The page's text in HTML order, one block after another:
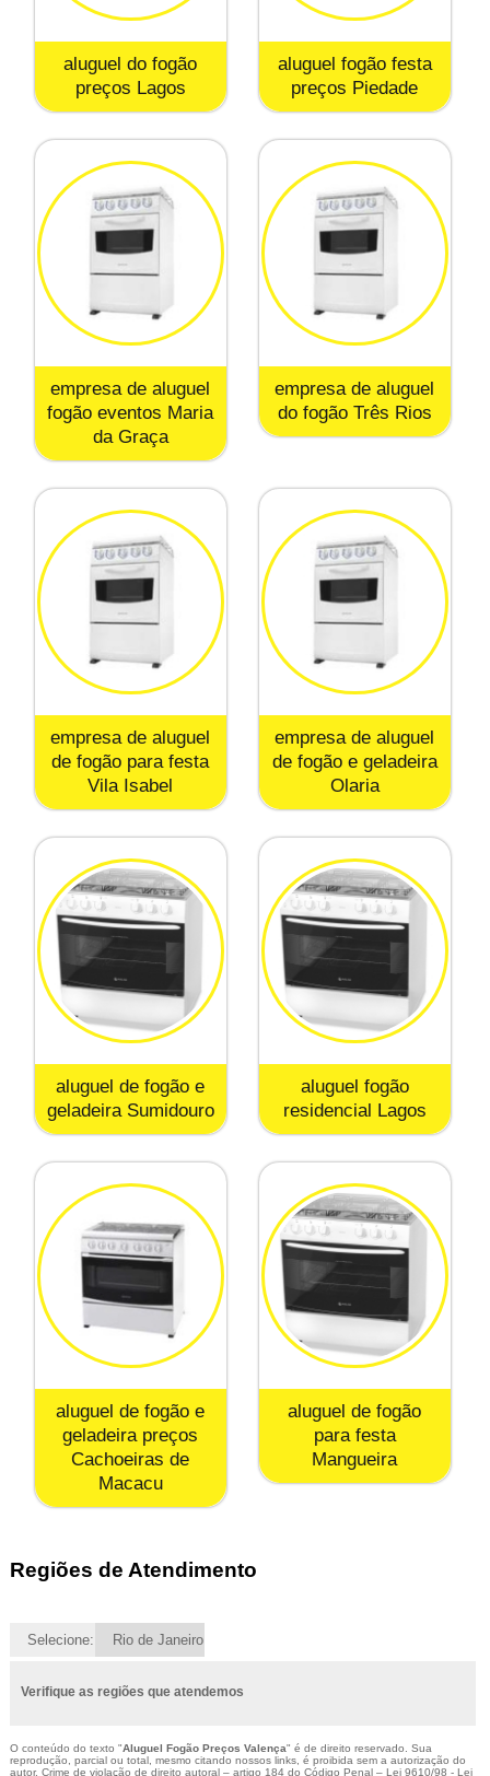
aluguel do fogão
preços Lagos
aluguel fogão festa
preços Piedade
empresa de aluguel
fogão eventos Maria
da Graça
empresa de aluguel
do fogão Três Rios
empresa de aluguel
de fogão para festa
Vila Isabel
empresa de aluguel
de fogão e geladeira
Olaria
aluguel de fogão e
geladeira Sumidouro
aluguel fogão
residencial Lagos
aluguel de fogão e
geladeira preços
Cachoeiras de
Macacu
aluguel de fogão
para festa
Mangueira
Regiões de Atendimento
Selecione: Rio de Janeiro
Verifique as regiões que atendemos
O conteúdo do texto "Aluguel Fogão Preços Valença" é de direito reservado. Sua
reprodução, parcial ou total, mesmo citando nossos links, é proibida sem a autorização do
autor. Crime de violação de direito autoral – artigo 184 do Código Penal – Lei 9610/98 - Lei